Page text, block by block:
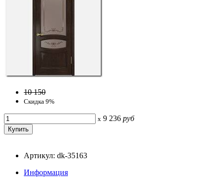
10 150
Скидка 9%
x 9 236 руб
Артикул: dk-35163
Информация